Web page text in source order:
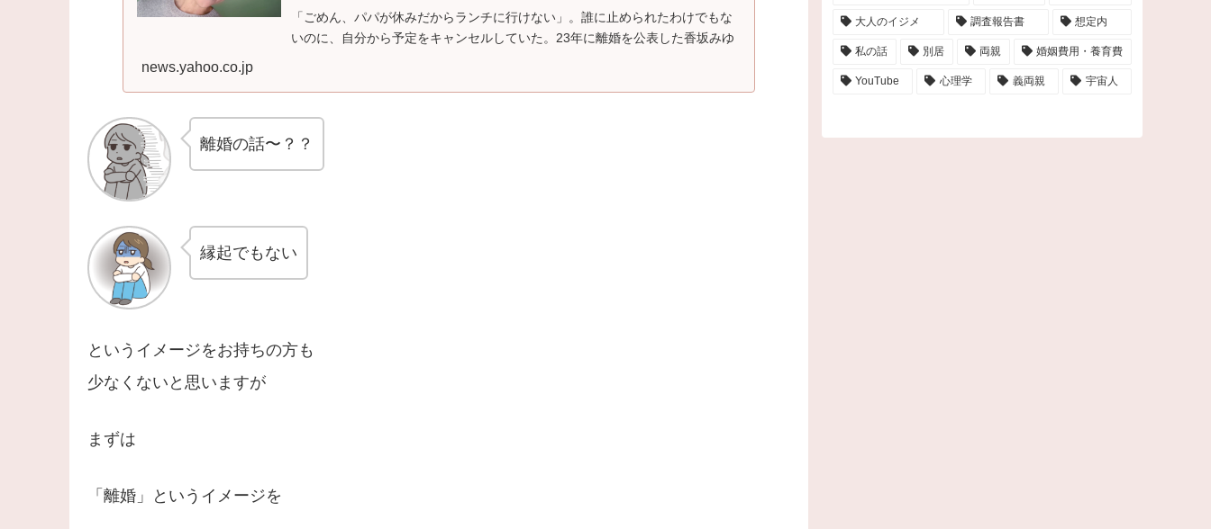
「ごめん、パパが休みだからランチに行けない」。誰に止められたわけでもな
いのに、自分から予定をキャンセルしていた。23年に離婚を公表した香坂みゆ
news.yahoo.co.jp
離婚の話〜？？
縁起でもない
というイメージをお持ちの方も
少なくないと思いますが
まずは
「離婚」というイメージを
大人のイジメ 調査報告書 想定内
私の話 別居 両親 婚姻費用・養育費
YouTube 心理学 義両親 宇宙人